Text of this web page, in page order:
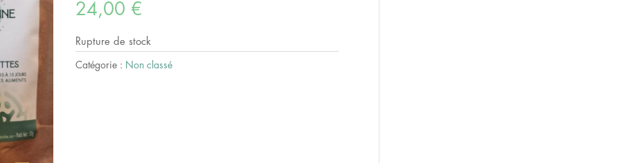
24,00 €
Rupture de stock
Catégorie : Non classé